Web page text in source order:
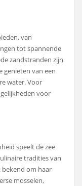
van
tot spannende
zandstranden zijn
genieten van een
water. Voor
voor
speelt de zee
tradities van
bekend om haar
mosselen,